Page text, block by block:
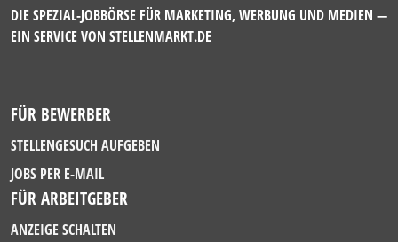
DIE SPEZIAL-JOBBÖRSE FÜR MARKETING, WERBUNG UND MEDIEN —
EIN SERVICE VON STELLENMARKT.DE
FÜR BEWERBER
STELLENGESUCH AUFGEBEN
JOBS PER E-MAIL
FÜR ARBEITGEBER
ANZEIGE SCHALTEN